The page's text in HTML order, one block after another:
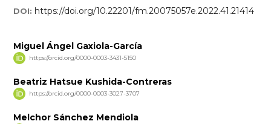
DOI: https://doi.org/10.22201/fm.20075057e.2022.41.21414
Miguel Ángel Gaxiola-García
https://orcid.org/0000-0003-3431-5150
Beatriz Hatsue Kushida-Contreras
https://orcid.org/0000-0003-3027-3707
Melchor Sánchez Mendiola